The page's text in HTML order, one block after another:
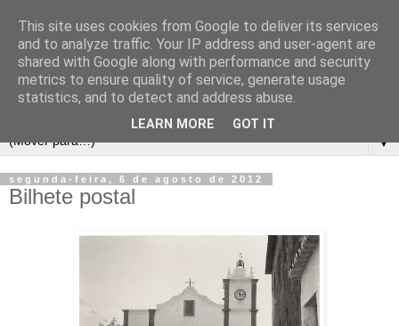
▼
segunda-feira, 6 de agosto de 2012
Bilhete postal
This site uses cookies from Google to deliver its services
and to analyze traffic. Your IP address and user-agent are
shared with Google along with performance and security
metrics to ensure quality of service, generate usage
statistics, and to detect and address abuse.
LEARN MORE GOT IT